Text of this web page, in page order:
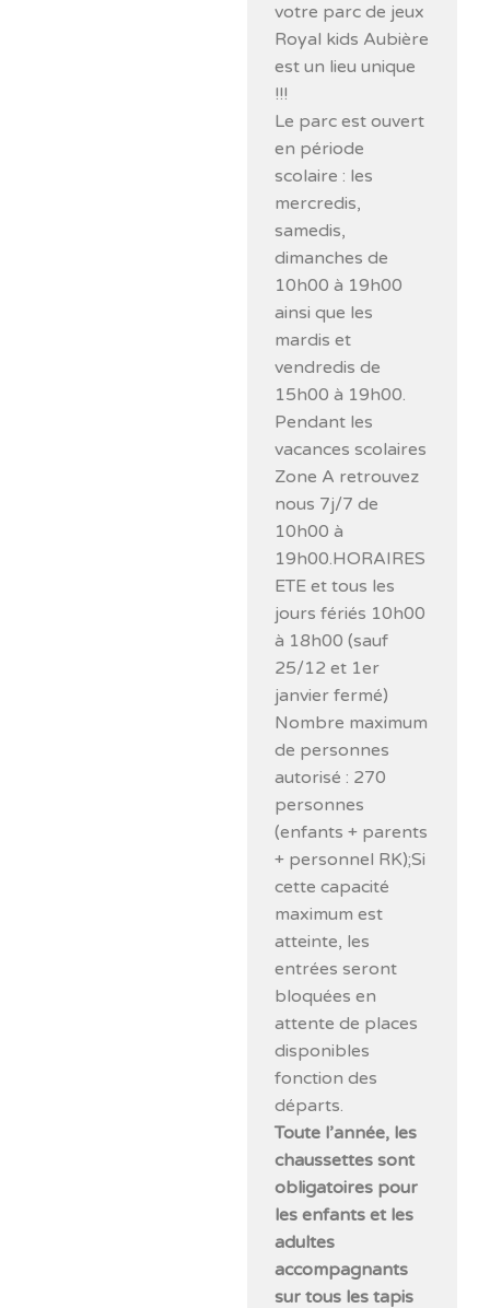
votre parc de jeux
Royal kids Aubière
est un lieu unique
!!!
Le parc est ouvert
en période
scolaire : les
mercredis,
samedis,
dimanches de
10h00 à 19h00
ainsi que les
mardis et
vendredis de
15h00 à 19h00.
Pendant les
vacances scolaires
Zone A retrouvez
nous 7j/7 de
10h00 à
19h00.HORAIRES
ETE et tous les
jours fériés 10h00
à 18h00 (sauf
25/12 et 1er
janvier fermé)
Nombre maximum
de personnes
autorisé : 270
personnes
(enfants + parents
+ personnel RK);Si
cette capacité
maximum est
atteinte, les
entrées seront
bloquées en
attente de places
disponibles
fonction des
départs.
Toute l’année, les
chaussettes sont
obligatoires pour
les enfants et les
adultes
accompagnants
sur tous les tapis